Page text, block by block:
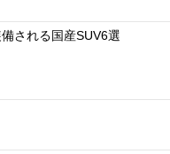
される国産SUV6選